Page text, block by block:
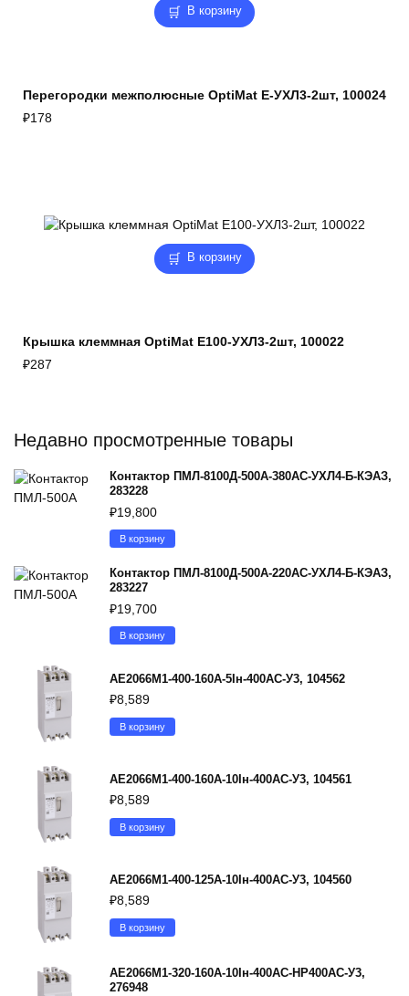
В корзину
Перегородки межполюсные OptiMat E-УХЛ3-2шт, 100024
₽178
В корзину
Крышка клеммная OptiMat E100-УХЛ3-2шт, 100022
₽287
Недавно просмотренные товары
Контактор ПМЛ-8100Д-500А-380AC-УХЛ4-Б-КЭАЗ,
283228
₽19,800
В корзину
Контактор ПМЛ-8100Д-500А-220AC-УХЛ4-Б-КЭАЗ,
283227
₽19,700
В корзину
АЕ2066М1-400-160А-5Iн-400AC-У3, 104562
₽8,589
В корзину
АЕ2066М1-400-160А-10Iн-400AC-У3, 104561
₽8,589
В корзину
АЕ2066М1-400-125А-10Iн-400AC-У3, 104560
₽8,589
В корзину
АЕ2066М1-320-160А-10Iн-400AC-НР400AC-У3,
276948